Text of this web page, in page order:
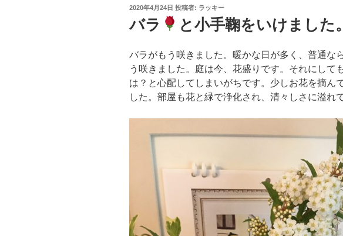
投
日:
2020年4月24日 投稿者: ラッキー
バラ と小手鞠をいけました。
バラがもう咲きました。暖かな日が多く、普通な
う咲きました。庭は今、花盛りです。それにして
は？と心配してしまいがちです。少しお花を摘ん
した。部屋も花と緑で浄化され、清々しさに溢れ